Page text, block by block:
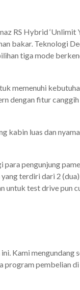
RS Hybrid ‘Unlimit
bakar. Teknologi
tiga mode
memenuhi
dengan fitur
kabin luas dan
pengunjung
terdiri dari 2
untuk test drive pun
Kami mengundang
program pembelian di